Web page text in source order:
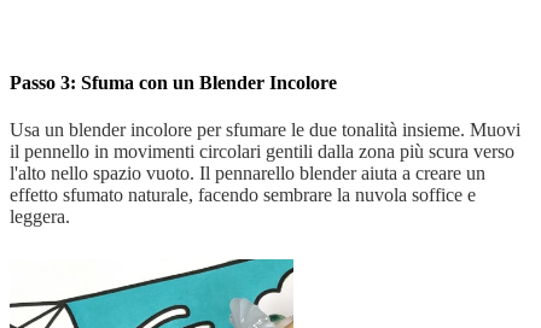
Passo 3: Sfuma con un Blender Incolore
Usa un blender incolore per sfumare le due tonalità insieme. Muovi
il pennello in movimenti circolari gentili dalla zona più scura verso
l'alto nello spazio vuoto. Il pennarello blender aiuta a creare un
effetto sfumato naturale, facendo sembrare la nuvola soffice e
leggera.